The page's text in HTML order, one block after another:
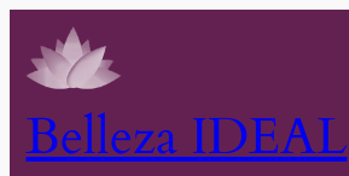
Belleza IDEAL